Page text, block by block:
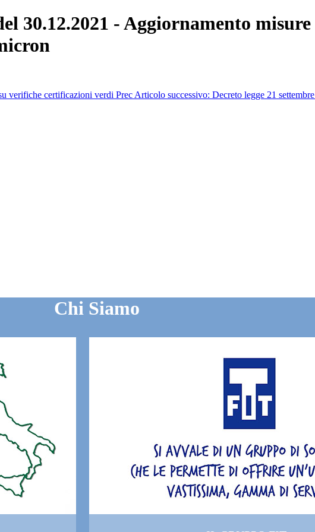
30.12.2021 - Aggiornamento
verifiche certificazioni verdi Prec Articolo successivo: Decreto legge 21
Chi Siamo